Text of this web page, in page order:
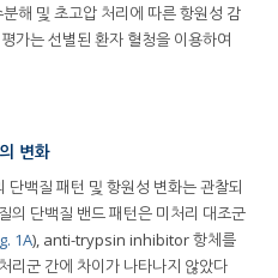
해 및 초고압 처리에 따른 항원성 감
가는 선별된 환자 혈청을 이용하여
변화
백질 패턴 및 항원성 변화는 관찰되
의 단백질 밴드 패턴은 미처리 대조군
1A), anti-trypsin inhibitor 항체를
리군 간에 차이가 나타나지 않았다